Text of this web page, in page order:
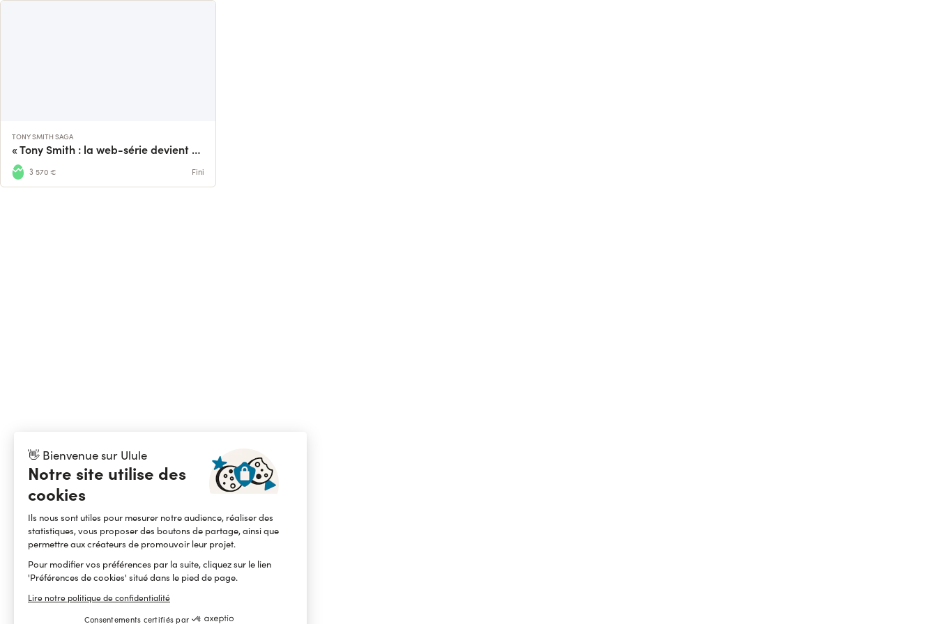
👋 Bienvenue sur Ulule
Notre site utilise des
cookies
Ils nous sont utiles pour mesurer notre audience, réaliser des
statistiques, vous proposer des boutons de partage, ainsi que
permettre aux créateurs de promouvoir leur projet.
Pour modifier vos préférences par la suite, cliquez sur le lien
'Préférences de cookies' situé dans le pied de page.
Lire notre politique de confidentialité
Consentements certifiés par
TONY SMITH SAGA
« Tony Smith : la web-série devient série »
3 570 € Fini